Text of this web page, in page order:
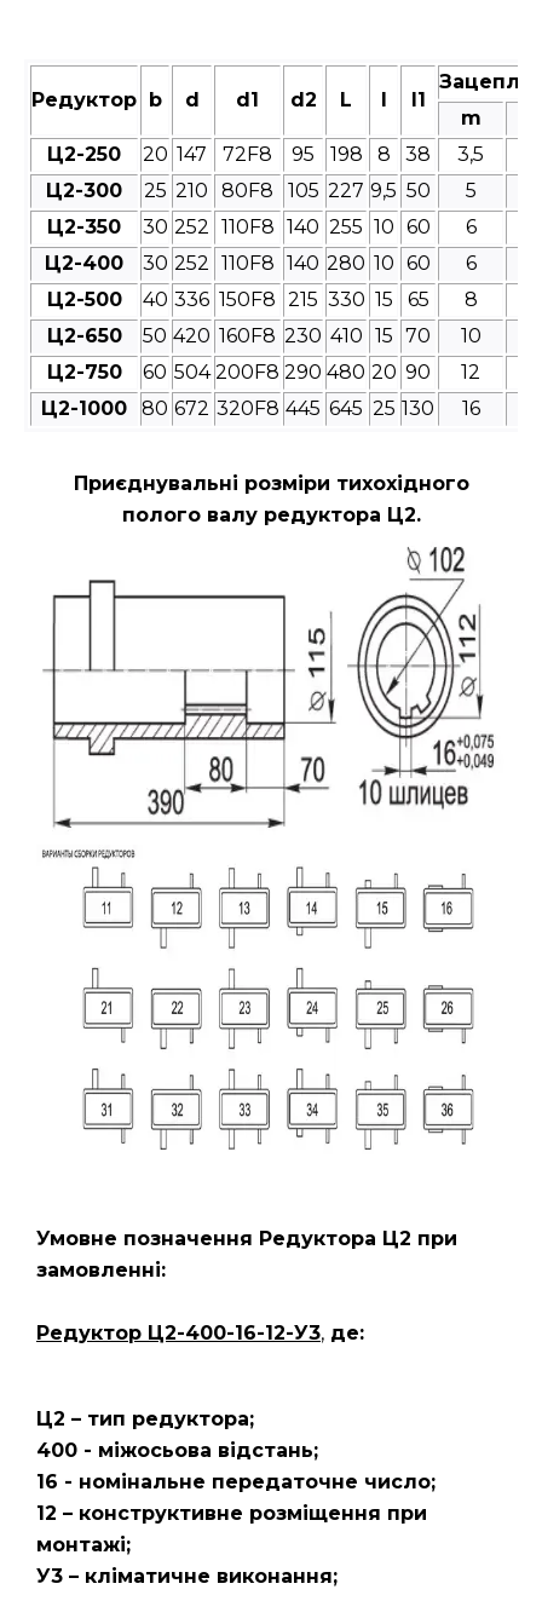
Редуктор b d d1 d2 L l1
m
Ц2-250
20 147 72F8 95 198 8 38 3,5
Ц2-300
25 210 80F8 105 227 9,5 50 5
Ц2-350
30 252 110F8 140 255 10 60 6
Ц2-400
30 252 110F8 140 280 10 60 6
Ц2-500
40 336 150F8 215 330 15 65 8
Ц2-650
50 420 160F8 230 410 15 70 10
Ц2-750
60 504 200F8 290 480 20 90 12
Ц2-1000
80 672 320F8 445 645 25 130 16
Приєднувальні розміри тихохідного
полого валу редуктора Ц2.
Умовне позначення Редуктора Ц2 при
замовленні:
Редуктор Ц2-400-16-12-У3, де:
Ц2 – тип редуктора;
400 - міжосьова відстань;
16 - номінальне передаточне число;
12 – конструктивне розміщення при
монтажі;
У3 – кліматичне виконання;